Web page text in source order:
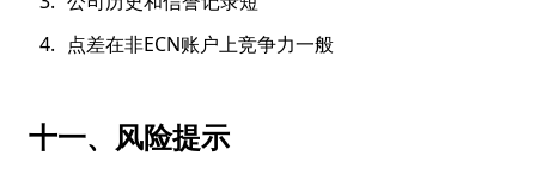
点差在非ECN账户上竞争力一般
十一、风险提示